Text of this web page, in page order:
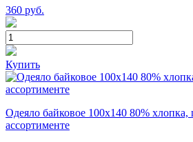
360 руб.
Купить
Одеяло байковое 100х140 80% хлопка,
ассортименте